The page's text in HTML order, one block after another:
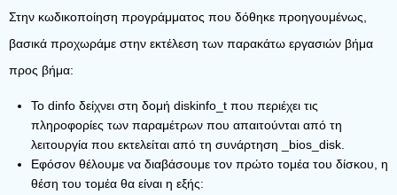
Στην κωδικοποίηση προγράμματος που δόθηκε προηγουμένως,
βασικά προχωράμε στην εκτέλεση των παρακάτω εργασιών βήμα
προς βήμα:
Το dinfo δείχνει στη δομή diskinfo_t που περιέχει τις
πληροφορίες των παραμέτρων που απαιτούνται από τη
λειτουργία που εκτελείται από τη συνάρτηση _bios_disk.
Εφόσον θέλουμε να διαβάσουμε τον πρώτο τομέα του δίσκου, η
θέση του τομέα θα είναι η εξής: